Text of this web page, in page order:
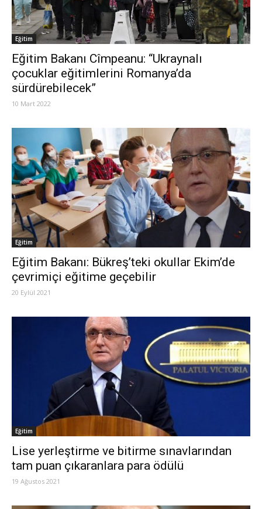
Eğitim
Eğitim Bakanı Cîmpeanu: “Ukraynalı
çocuklar eğitimlerini Romanya’da
sürdürebilecek”
10 Mart 2022
Eğitim
Eğitim Bakanı: Bükreş’teki okullar Ekim’de
çevrimiçi eğitime geçebilir
20 Eylül 2021
Eğitim
Lise yerleştirme ve bitirme sınavlarından
tam puan çıkaranlara para ödülü
19 Ağustos 2021